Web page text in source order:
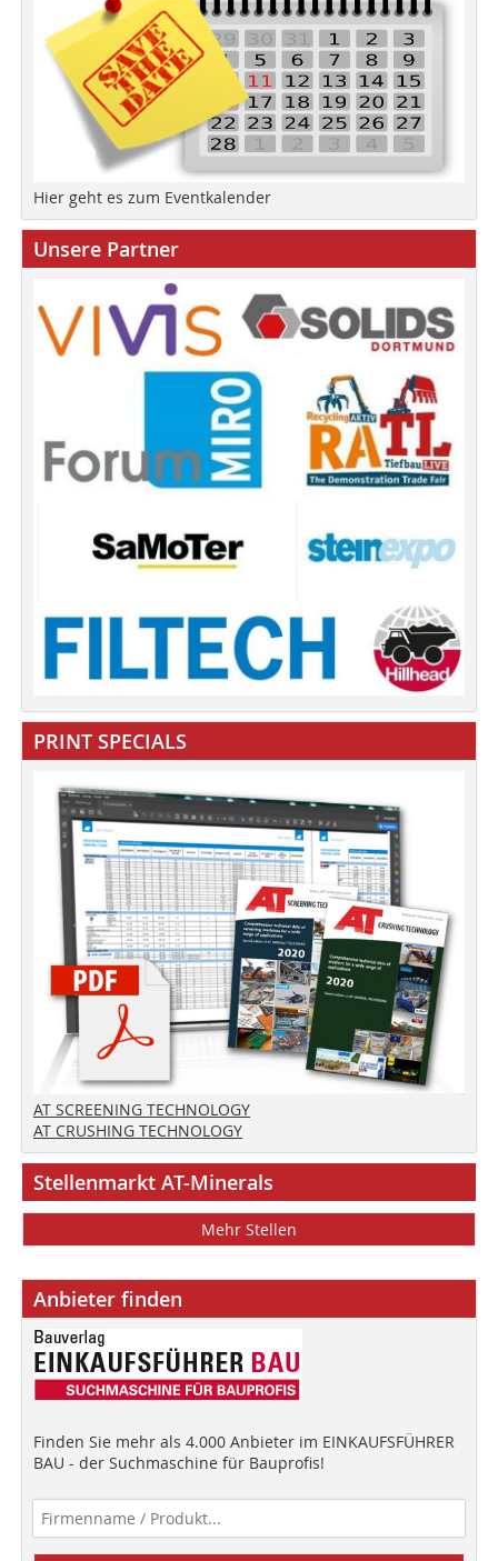
Hier geht es zum Eventkalender
Unsere Partner
PRINT SPECIALS
AT SCREENING TECHNOLOGY
AT CRUSHING TECHNOLOGY
Stellenmarkt AT-Minerals
Mehr Stellen
Anbieter finden
Finden Sie mehr als 4.000 Anbieter im EINKAUFSFÜHRER
BAU - der Suchmaschine für Bauprofis!